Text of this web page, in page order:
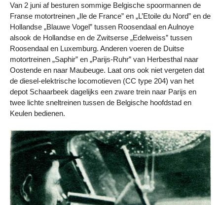
Van 2 juni af besturen sommige Belgische spoormannen de
Franse motortreinen „Ile de France” en „L’Etoile du Nord” en de
Hollandse „Blauwe Vogel” tussen Roosendaal en Aulnoye
alsook de Hollandse en de Zwitserse „Edelweiss” tussen
Roosendaal en Luxemburg. Anderen voeren de Duitse
motortreinen „Saphir” en „Parijs-Ruhr” van Herbesthal naar
Oostende en naar Maubeuge. Laat ons ook niet vergeten dat
de diesel-elektrische locomotieven (CC type 204) van het
depot Schaarbeek dagelijks een zware trein naar Parijs en
twee lichte sneltreinen tussen de Belgische hoofdstad en
Keulen bedienen.